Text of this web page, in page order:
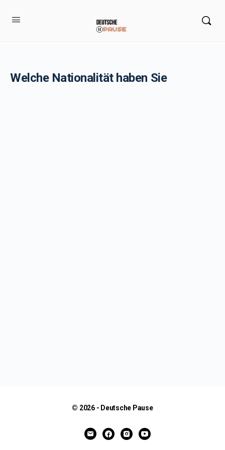
Welche Nationalität haben Sie
© 2026 - Deutsche Pause